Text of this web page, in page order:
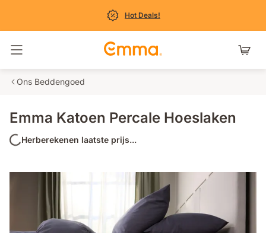
Hot Deals!
Navigatie in- en uitschakelen
Ons Beddengoed
Emma Katoen Percale Hoeslaken
Herberekenen laatste prijs...